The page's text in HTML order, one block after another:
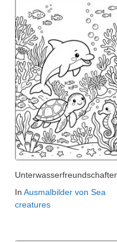
In Ausmalbilder von Sea
creatures